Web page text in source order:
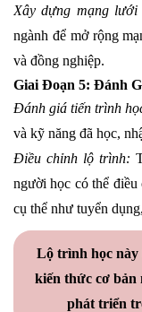
Xây dựng mạng lưới
ngành để mở rộng
và đồng nghiệp.
Giai Đoạn 5: Đánh
Đánh giá tiến trình
và kỹ năng đã học,
Điều chỉnh lộ trình:
người học có thể
cụ thể như tuyển
Lộ trình học này
kiến thức cơ bản
phát triển